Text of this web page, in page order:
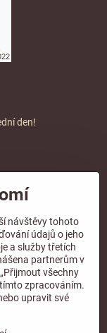
den!
návštěvy tohoto
údajů o jeho
a služby třetích
partnerům v
všechny
zpracováním.
upravit své